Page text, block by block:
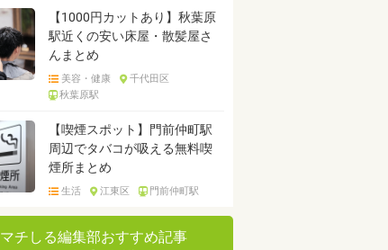
【1000円カットあり】秋葉原
駅近くの安い床屋・散髪屋さ
んまとめ
美容・健康
千代田区
秋葉原駅
【喫煙スポット】門前仲町駅
周辺でタバコが吸える無料喫
煙所まとめ
生活 江東区 門前仲町駅
マチしる編集部おすすめ記事